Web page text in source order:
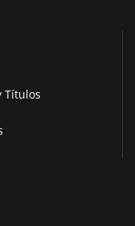
Títulos